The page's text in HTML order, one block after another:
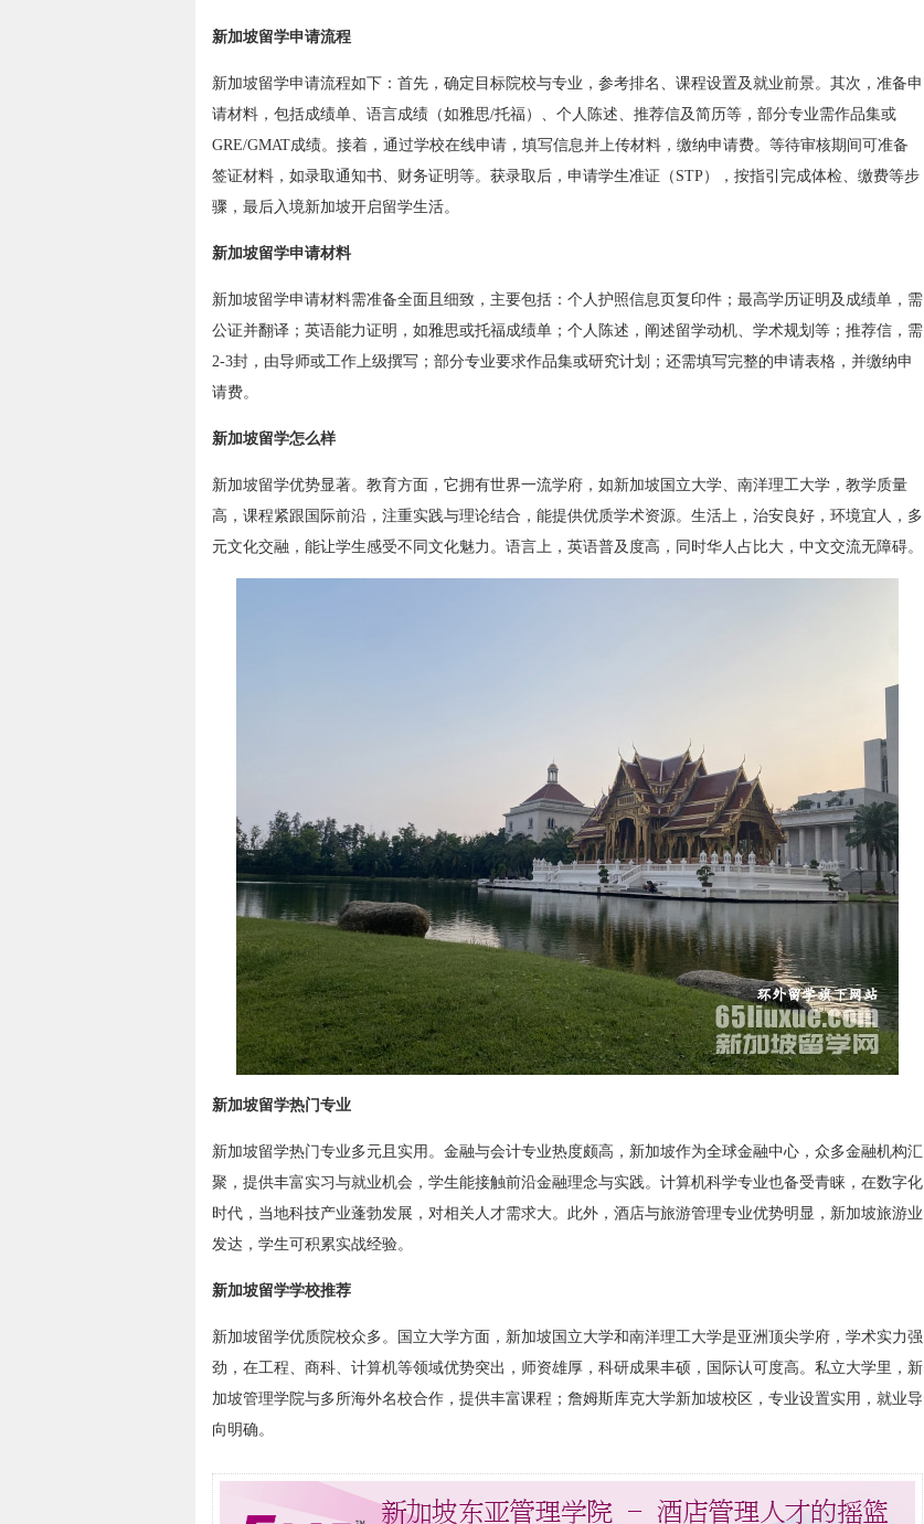
新加坡留学申请流程
新加坡留学申请流程如下：首先，确定目标院校与专业，参考排名、课程设置及就业前景。其次，准备申
请材料，包括成绩单、语言成绩（如雅思/托福）、个人陈述、推荐信及简历等，部分专业需作品集或
GRE/GMAT成绩。接着，通过学校在线申请，填写信息并上传材料，缴纳申请费。等待审核期间可准备
签证材料，如录取通知书、财务证明等。获录取后，申请学生准证（STP），按指引完成体检、缴费等步
骤，最后入境新加坡开启留学生活。
新加坡留学申请材料
新加坡留学申请材料需准备全面且细致，主要包括：个人护照信息页复印件；最高学历证明及成绩单，需
公证并翻译；英语能力证明，如雅思或托福成绩单；个人陈述，阐述留学动机、学术规划等；推荐信，需
2-3封，由导师或工作上级撰写；部分专业要求作品集或研究计划；还需填写完整的申请表格，并缴纳申
请费。
新加坡留学怎么样
新加坡留学优势显著。教育方面，它拥有世界一流学府，如新加坡国立大学、南洋理工大学，教学质量
高，课程紧跟国际前沿，注重实践与理论结合，能提供优质学术资源。生活上，治安良好，环境宜人，多
元文化交融，能让学生感受不同文化魅力。语言上，英语普及度高，同时华人占比大，中文交流无障碍。
新加坡留学热门专业
新加坡留学热门专业多元且实用。金融与会计专业热度颇高，新加坡作为全球金融中心，众多金融机构汇
聚，提供丰富实习与就业机会，学生能接触前沿金融理念与实践。计算机科学专业也备受青睐，在数字化
时代，当地科技产业蓬勃发展，对相关人才需求大。此外，酒店与旅游管理专业优势明显，新加坡旅游业
发达，学生可积累实战经验。
新加坡留学学校推荐
新加坡留学优质院校众多。国立大学方面，新加坡国立大学和南洋理工大学是亚洲顶尖学府，学术实力强
劲，在工程、商科、计算机等领域优势突出，师资雄厚，科研成果丰硕，国际认可度高。私立大学里，新
加坡管理学院与多所海外名校合作，提供丰富课程；詹姆斯库克大学新加坡校区，专业设置实用，就业导
向明确。